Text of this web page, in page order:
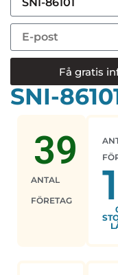
Få gratis
SNI-
ANTAL
FÖRETAG
39